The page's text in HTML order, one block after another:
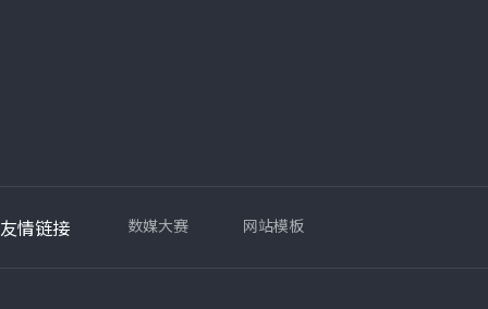
友情链接 数媒大赛 网站模板